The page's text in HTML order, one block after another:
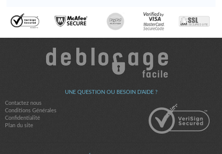
UNE QUESTION OU BESOIN D'AIDE ?
Contactez nous
Conditions Générales
Confidentialité
Plan du site